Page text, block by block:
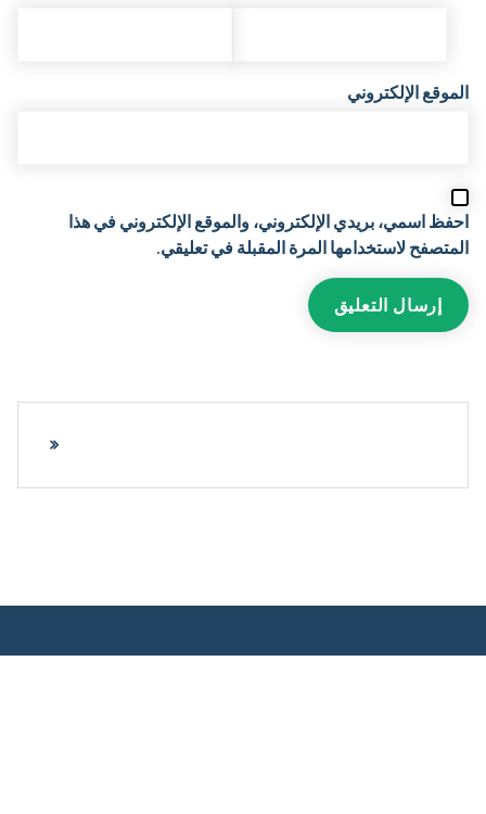
الموقع الإلكتروني
احفظ اسمي، بريدي الإلكتروني، والموقع الإلكتروني في هذا
المتصفح لاستخدامها المرة المقبلة في تعليقي.